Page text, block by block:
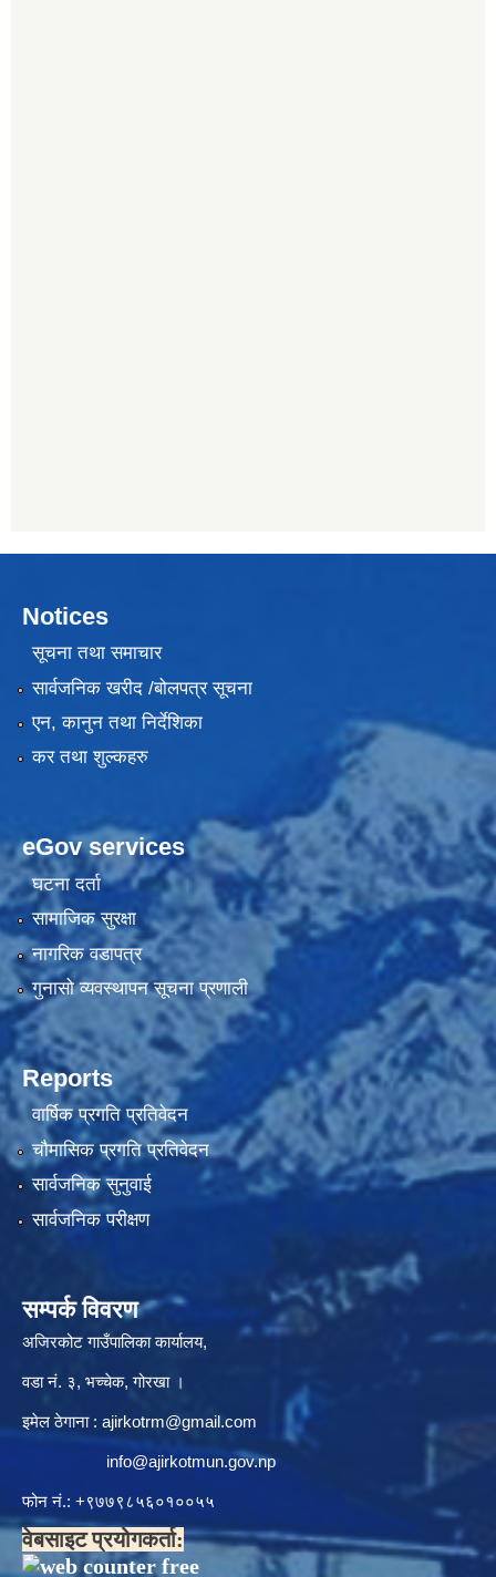
Notices
सूचना तथा समाचार
सार्वजनिक खरीद /बोलपत्र सूचना
एन, कानुन तथा निर्देशिका
कर तथा शुल्कहरु
eGov services
घटना दर्ता
सामाजिक सुरक्षा
नागरिक वडापत्र
गुनासो व्यवस्थापन सूचना प्रणाली
Reports
वार्षिक प्रगति प्रतिवेदन
चौमासिक प्रगति प्रतिवेदन
सार्वजनिक सुनुवाई
सार्वजनिक परीक्षण
सम्पर्क विवरण
अजिरकोट गाउँपालिका कार्यालय,
वडा नं. ३, भच्चेक, गोरखा ।
इमेल ठेगाना : ajirkotrm@gmail.com
info@ajirkotmun.gov.np
फोन नं.: ‍‌+९७७९८५६०१००५५
वेबसाइट प्रयोगकर्ता: